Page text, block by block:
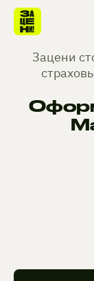
Зацени